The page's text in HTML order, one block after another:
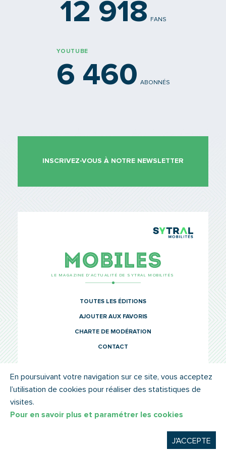
12 918 FANS
YOUTUBE
6 460 ABONNÉS
INSCRIVEZ-VOUS À NOTRE NEWSLETTER
LE MAGAZINE D’ACTUALITÉ DE SYTRAL MOBILITÉS
TOUTES LES ÉDITIONS
AJOUTER AUX FAVORIS
CHARTE DE MODÉRATION
CONTACT
© SYTRAL MOBILITÉS 2022 MENTIONS LÉGALES
En poursuivant votre navigation sur ce site, vous acceptez
l’utilisation de cookies pour réaliser des statistiques de
visites.
Pour en savoir plus et paramétrer les cookies
J'ACCEPTE